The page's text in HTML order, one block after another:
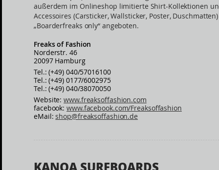
außerdem im Onlineshop limitierte Shirt-Kollektionen
Accessoires (Carsticker, Wallsticker, Poster,
„Boarderfreaks only“ angeboten.
Freaks of Fashion
Norderstr. 46
20097 Hamburg
Tel.: (+49) 040/57016100
Tel.: (+49) 0177/6002975
Tel.: (+49) 040/38070050
Website:www.freaksoffashion.com
facebook:www.facebook.com/Freaksoffashion
eMail:shop@freaksoffashion.de